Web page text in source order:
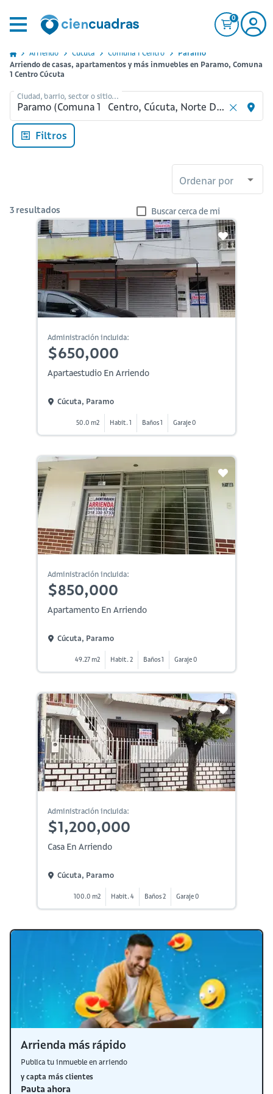
0
Arriendo Cucuta Comuna 1 Centro
Paramo
Arriendo de casas, apartamentos y más inmuebles en Paramo, Comuna
1 Centro Cúcuta
Ciudad, barrio, sector o sitio...
Filtros
Ordenar por
3 resultados Buscar cerca de mi
Administración incluida:
$650,000
Apartaestudio En Arriendo
Cúcuta, Paramo
50.0 m2 Habit. 1 Baños 1 Garaje 0
Administración incluida:
$850,000
Apartamento En Arriendo
Cúcuta, Paramo
49.27 m2 Habit. 2 Baños 1 Garaje 0
Administración incluida:
$1,200,000
Casa En Arriendo
Cúcuta, Paramo
100.0 m2 Habit. 4 Baños 2 Garaje 0
Arrienda más rápido
Publica tu inmueble en arriendo
y capta más clientes
Pauta ahora